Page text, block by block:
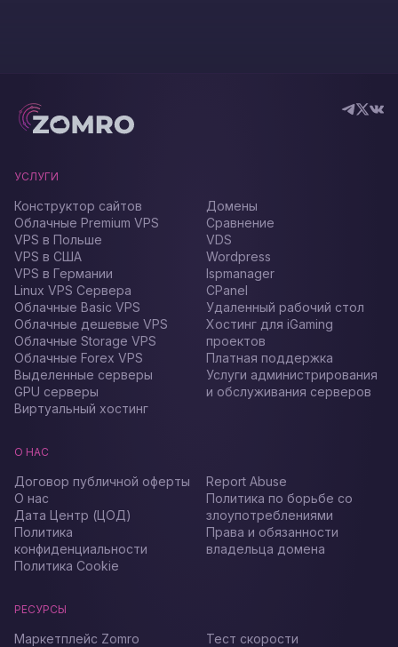
УСЛУГИ
Конструктор сайтов
Облачные Premium VPS
VPS в Польше
VPS в США
VPS в Германии
Linux VPS Сервера
Облачные Basic VPS
Облачные дешевые VPS
Облачные Storage VPS
Облачные Forex VPS
Выделенные серверы
GPU серверы
Виртуальный хостинг
Домены
Сравнение
VDS
Wordpress
Ispmanager
CPanel
Удаленный рабочий стол
Хостинг для iGaming
проектов
Платная поддержка
Услуги администрирования
и обслуживания серверов
О НАС
Договор публичной оферты
О нас
Дата Центр (ЦОД)
Политика
конфиденциальности
Политика Cookie
Report Abuse
Политика по борьбе со
злоупотреблениями
Права и обязанности
владельца домена
РЕСУРСЫ
Маркетплейс Zomro
Тест скорости